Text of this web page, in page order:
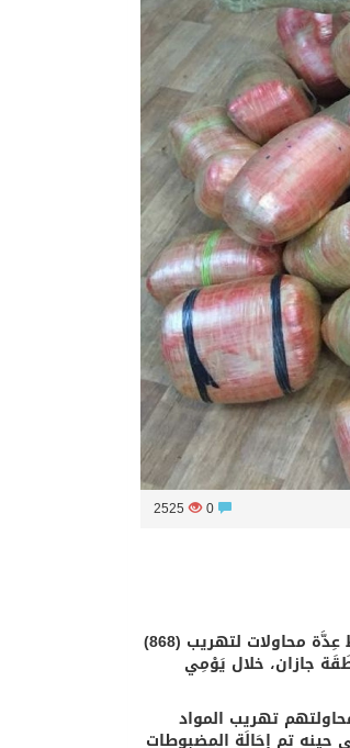
2525
كشف المتحدث الرسمي لحرس الحدود، عن تَمَكُّن رجال حرس الحدود بمِنْطَقَة جازان من إِحْبَاط عِدَّة محاولات لتهريب (868)
جازان، خلال يَوْمِي
أثناء محاولتهم تهريب المواد
حينه تم إحَالَة المضبوطات